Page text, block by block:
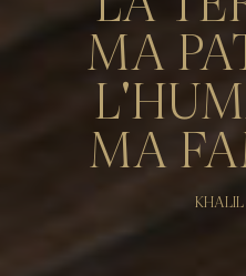
MA
MA